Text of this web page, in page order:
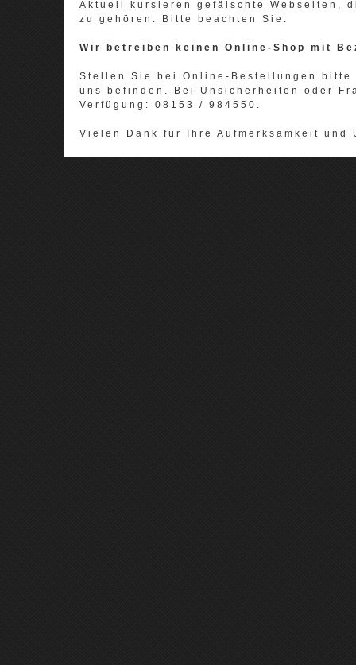
Aktuell kursieren gefälschte Webseiten,
zu gehören. Bitte beachten Sie:
Wir betreiben keinen Online-Shop mit
Stellen Sie bei Online-Bestellungen
uns befinden. Bei Unsicherheiten oder
Verfügung: 08153 / 984550.
Vielen Dank für Ihre Aufmerksamkeit und